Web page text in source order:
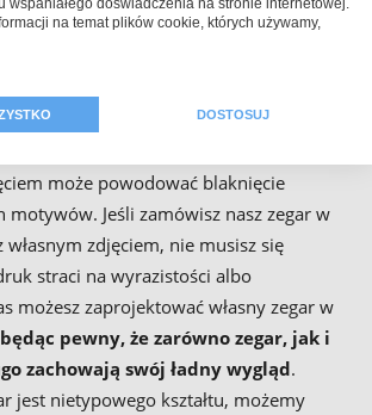
zegar w kształcie serca, a
Zegary ścienne często narażone są na
może powodować blaknięcie
motywów. Jeśli zamówisz nasz zegar w
własnym zdjęciem, nie musisz się
straci na wyrazistości albo
możesz zaprojektować własny zegar w
będąc pewny, że zarówno zegar, jak i
zachowają swój ładny wygląd.
jest nietypowego kształtu, możemy
wspaniałego doświadczenia na stronie internetowej.
na temat plików cookie, których używamy,
DOSTOSUJ